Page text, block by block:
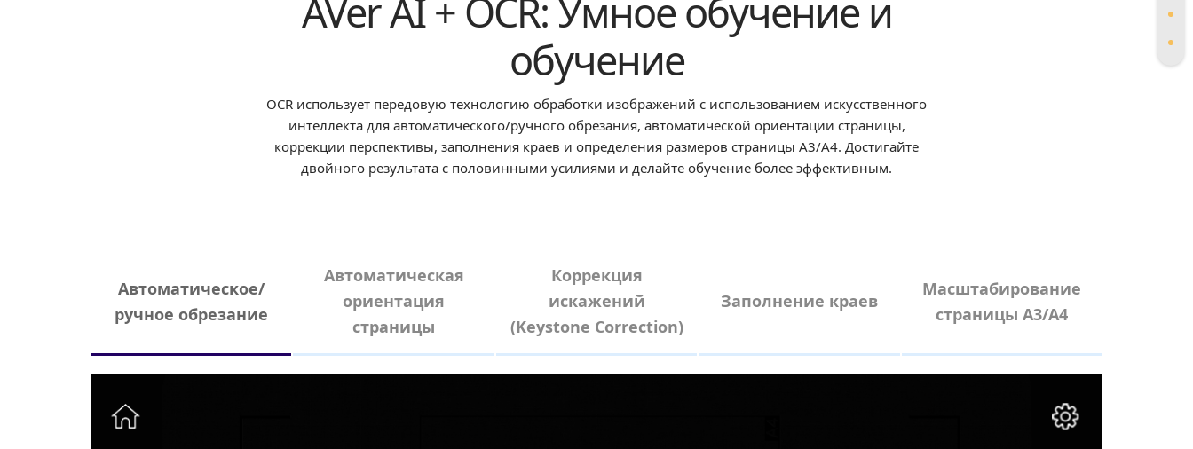
AVer AI + OCR: Умное обучение и
обучение
OCR использует передовую технологию обработки изображений с использованием искусственного
интеллекта для автоматического/ручного обрезания, автоматической ориентации страницы,
коррекции перспективы, заполнения краев и определения размеров страницы A3/A4. Достигайте
двойного результата с половинными усилиями и делайте обучение более эффективным.
Автоматическое/
ручное обрезание
Автоматическая
ориентация
страницы
Коррекция
искажений
(Keystone Correction)
Заполнение краев
Масштабирование
страницы A3/A4